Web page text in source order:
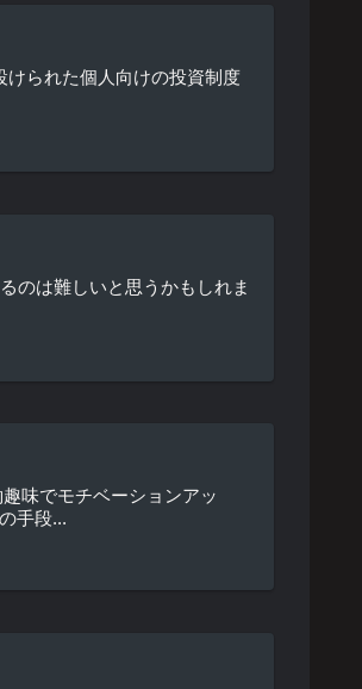
けられた個人向けの投資制度
のは難しいと思うかもしれま
味でモチベーションアッ
手段...